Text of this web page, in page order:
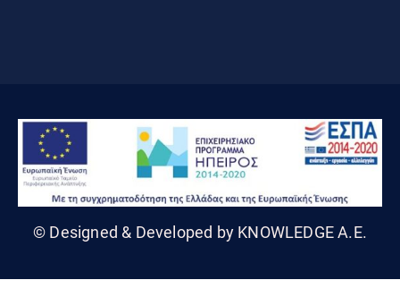
© Designed & Developed by KNOWLEDGE A.E.